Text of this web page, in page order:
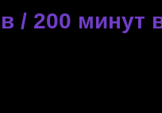
/ 200 минут